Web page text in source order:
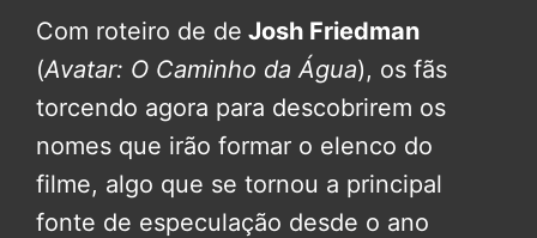
Com roteiro de de Josh Friedman
(Avatar: O Caminho da Água), os fãs
torcendo agora para descobrirem os
nomes que irão formar o elenco do
filme, algo que se tornou a principal
fonte de especulação desde o ano